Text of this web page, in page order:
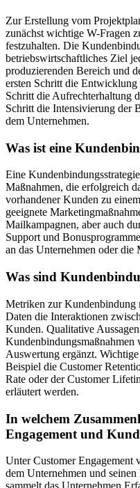
Zur Erstellung vom
zunächst wichtige W-Fragen
festzuhalten. Die
betriebswirtschaftliches Ziel
produzierenden Bereich und
ersten Schritt die
Schritt die Aufrechterhaltung
Schritt die Intensivierung der
dem Unternehmen.
Was ist eine
Eine
Maßnahmen, die erfolgreich
vorhandener Kunden zu
geeignete
Mailkampagnen, aber auch
Support und
an das Unternehmen oder die
Was sind
Metriken zur Kundenbindung
Daten die Interaktionen
Kunden. Qualitative
Kundenbindungsmaßnahmen
Auswertung ergänzt.
Beispiel die Customer
Rate oder der Customer
erläutert werden.
In welchem
Engagement und
Unter Customer Engagement
dem Unternehmen und